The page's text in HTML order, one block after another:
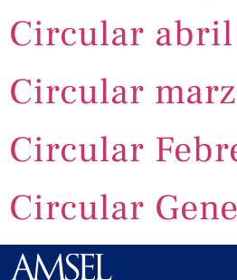
Circular
Circular
Circular
Circular